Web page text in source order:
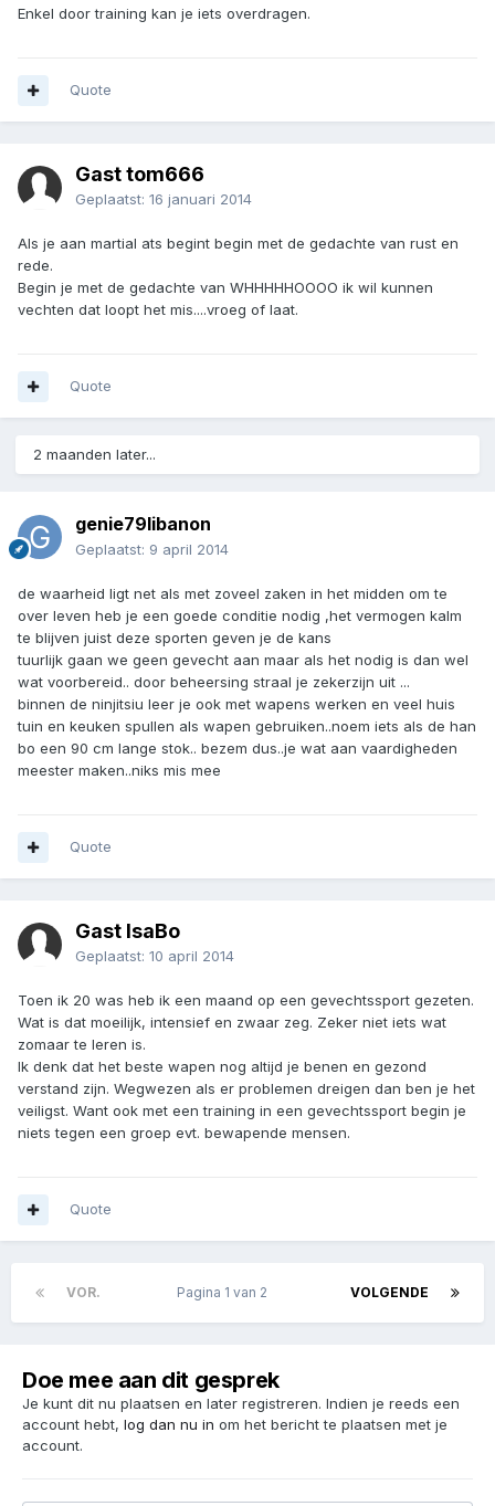
Enkel door training kan je iets overdragen.
Quote
Gast tom666
Geplaatst: 16 januari 2014
Als je aan martial ats begint begin met de gedachte van rust en
rede.
Begin je met de gedachte van WHHHHHOOOO ik wil kunnen
vechten dat loopt het mis....vroeg of laat.
Quote
2 maanden later...
genie79libanon
Geplaatst: 9 april 2014
de waarheid ligt net als met zoveel zaken in het midden om te
over leven heb je een goede conditie nodig ,het vermogen kalm
te blijven juist deze sporten geven je de kans
tuurlijk gaan we geen gevecht aan maar als het nodig is dan wel
wat voorbereid.. door beheersing straal je zekerzijn uit ...
binnen de ninjitsiu leer je ook met wapens werken en veel huis
tuin en keuken spullen als wapen gebruiken..noem iets als de han
bo een 90 cm lange stok.. bezem dus..je wat aan vaardigheden
meester maken..niks mis mee
Quote
Gast IsaBo
Geplaatst: 10 april 2014
Toen ik 20 was heb ik een maand op een gevechtssport gezeten.
Wat is dat moeilijk, intensief en zwaar zeg. Zeker niet iets wat
zomaar te leren is.
Ik denk dat het beste wapen nog altijd je benen en gezond
verstand zijn. Wegwezen als er problemen dreigen dan ben je het
veiligst. Want ook met een training in een gevechtssport begin je
niets tegen een groep evt. bewapende mensen.
Quote
VOR. VOLGENDE
Pagina 1 van 2
Doe mee aan dit gesprek
Je kunt dit nu plaatsen en later registreren. Indien je reeds een
account hebt, log dan nu in om het bericht te plaatsen met je
account.